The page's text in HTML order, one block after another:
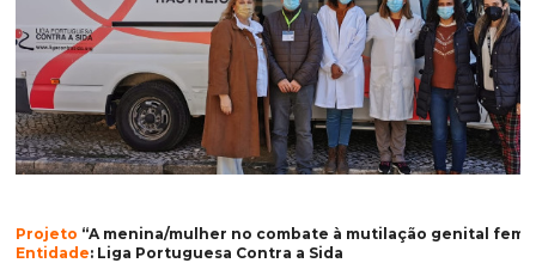
Projeto “A menina/mulher no combate à mutilação genital
Entidade: Liga Portuguesa Contra a Sida